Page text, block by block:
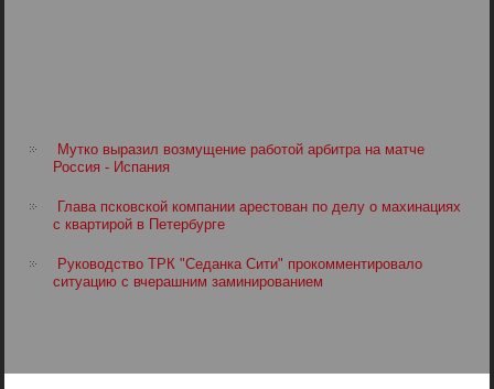
Мутко выразил возмущение работой арбитра на матче
Россия - Испания
Глава псковской компании арестован по делу о махинациях
с квартирой в Петербурге
Руководство ТРК "Седанка Сити" прокомментировало
ситуацию с вчерашним заминированием